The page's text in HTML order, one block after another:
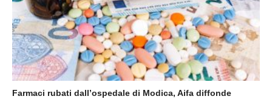
Farmaci rubati dall’ospedale di Modica, Aifa diffonde